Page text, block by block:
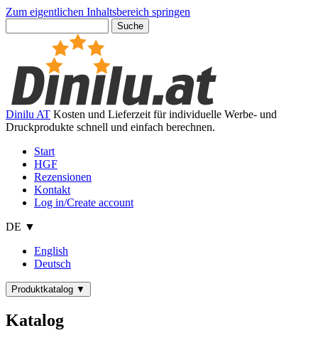
Zum eigentlichen Inhaltsbereich springen
Dinilu AT Kosten und Lieferzeit für individuelle Werbe- und
Druckprodukte schnell und einfach berechnen.
Start
HGF
Rezensionen
Kontakt
Log in/Create account
DE ▼
English
Deutsch
Produktkatalog ▼
Katalog